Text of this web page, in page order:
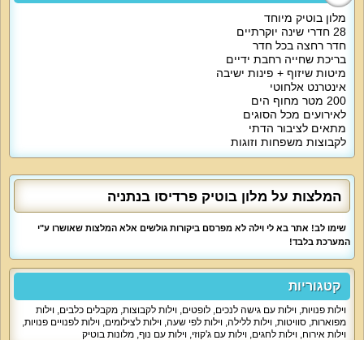
מלון בוטיק מיוחד
28 חדרי שינה יוקרתיים
חדר רחצה בכל חדר
בריכת שחייה רחבת ידיים
מיטות שיזוף + פינות ישיבה
אינטרנט אלחוטי
200 מטר מחוף הים
לאירועים מכל הסוגים
מתאים לציבור הדתי
לקבוצות משפחות וזוגות
על קצה המזלג:
נוחים, המלון מתאים למשפחות, זוגות וגם לאירועים. החדרים כולם מפוארים,
מאובזרים ומטופחים.
מה כולל המלון :
28 חדרי אירוח כאשר בכל חדר מיטה זוגית, פינת טלוויזיה עם חיבור כבלים, פינת
לתאם גם ארוחות צהריים/ערב, ארוחות חג וגם עיסויים או טיפולים.
מיוחד לילדים:
המלצות על מלון בוטיק פרדיסו בנתניה
שימו לב! אתר בא לי וילה לא מפרסם ביקורות גולשים אלא המלצות שאושרו ע"י
המערכת בלבד!
קטגוריות
וילות פנויות, וילות עם גישה לנכים, לופטים, וילות לקבוצות, מקבלים כלבים, וילות
מפוארות, סוויטות, וילות ללילה, וילות לפי שעה, וילות לצילומים, וילות לפנויים פנויות,
וילות אירוח, וילות לחגים, וילות עם ג'קוזי, וילות עם נוף, מלונות בוטיק